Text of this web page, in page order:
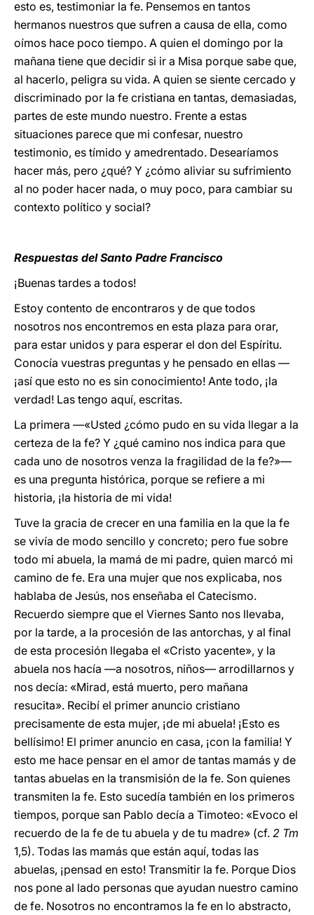
esto es, testimoniar la fe. Pensemos en tantos
hermanos nuestros que sufren a causa de ella, como
oímos hace poco tiempo. A quien el domingo por la
mañana tiene que decidir si ir a Misa porque sabe que,
al hacerlo, peligra su vida. A quien se siente cercado y
discriminado por la fe cristiana en tantas, demasiadas,
partes de este mundo nuestro. Frente a estas
situaciones parece que mi confesar, nuestro
testimonio, es tímido y amedrentado. Desearíamos
hacer más, pero ¿qué? Y ¿cómo aliviar su sufrimiento
al no poder hacer nada, o muy poco, para cambiar su
contexto político y social?
Respuestas del Santo Padre Francisco
¡Buenas tardes a todos!
Estoy contento de encontraros y de que todos
nosotros nos encontremos en esta plaza para orar,
para estar unidos y para esperar el don del Espíritu.
Conocía vuestras preguntas y he pensado en ellas —
¡así que esto no es sin conocimiento! Ante todo, ¡la
verdad! Las tengo aquí, escritas.
La primera —«Usted ¿cómo pudo en su vida llegar a la
certeza de la fe? Y ¿qué camino nos indica para que
cada uno de nosotros venza la fragilidad de la fe?»—
es una pregunta histórica, porque se refiere a mi
historia, ¡la historia de mi vida!
Tuve la gracia de crecer en una familia en la que la fe
se vivía de modo sencillo y concreto; pero fue sobre
todo mi abuela, la mamá de mi padre, quien marcó mi
camino de fe. Era una mujer que nos explicaba, nos
hablaba de Jesús, nos enseñaba el Catecismo.
Recuerdo siempre que el Viernes Santo nos llevaba,
por la tarde, a la procesión de las antorchas, y al final
de esta procesión llegaba el «Cristo yacente», y la
abuela nos hacía —a nosotros, niños— arrodillarnos y
nos decía: «Mirad, está muerto, pero mañana
resucita». Recibí el primer anuncio cristiano
precisamente de esta mujer, ¡de mi abuela! ¡Esto es
bellísimo! El primer anuncio en casa, ¡con la familia! Y
esto me hace pensar en el amor de tantas mamás y de
tantas abuelas en la transmisión de la fe. Son quienes
transmiten la fe. Esto sucedía también en los primeros
tiempos, porque san Pablo decía a Timoteo: «Evoco el
recuerdo de la fe de tu abuela y de tu madre» (cf. 2 Tm
1,5). Todas las mamás que están aquí, todas las
abuelas, ¡pensad en esto! Transmitir la fe. Porque Dios
nos pone al lado personas que ayudan nuestro camino
de fe. Nosotros no encontramos la fe en lo abstracto,